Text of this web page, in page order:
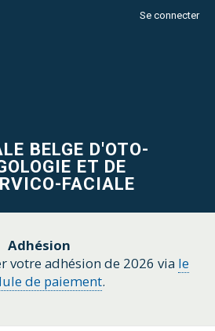
Menu
Se connecter
BELGE D'OTO-
ET DE
FACIALE
Adhésion
votre adhésion de 2026 via le
de paiement.